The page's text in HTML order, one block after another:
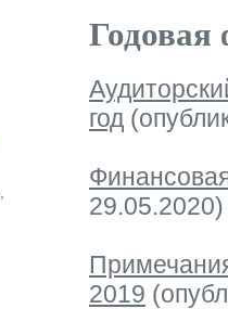
Годовая
год
29.05.2020)
2019